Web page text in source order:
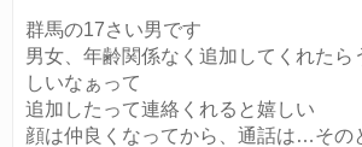
群馬の17さい男です
男女、年齢関係なく追加してくれたら
しいなぁって
追加したって連絡くれると嬉しい
顔は仲良くなってから、通話は…その